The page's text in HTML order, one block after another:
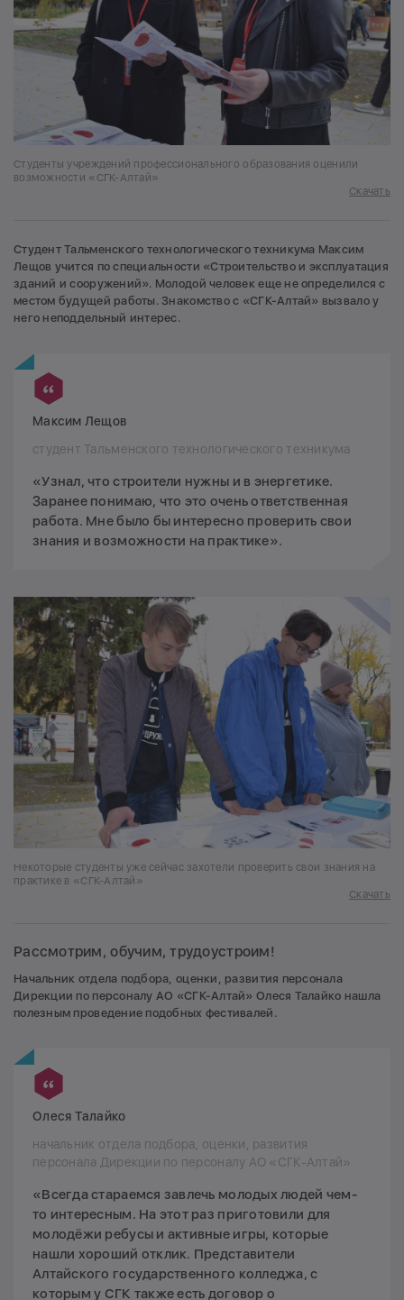
Студенты учреждений профессионального образования оценили
возможности «СГК-Алтай»
Скачать
Студент Тальменского технологического техникума Максим
Лещов учится по специальности «Строительство и эксплуатация
зданий и сооружений». Молодой человек еще не определился с
местом будущей работы. Знакомство с «СГК-Алтай» вызвало у
него неподдельный интерес.
Максим Лещов
студент Тальменского технологического техникума
«Узнал, что строители нужны и в энергетике.
Заранее понимаю, что это очень ответственная
работа. Мне было бы интересно проверить свои
знания и возможности на практике».
Некоторые студенты уже сейчас захотели проверить свои знания на
практике в «СГК-Алтай»
Скачать
Рассмотрим, обучим, трудоустроим!
Начальник отдела подбора, оценки, развития персонала
Дирекции по персоналу АО «СГК-Алтай» Олеся Талайко нашла
полезным проведение подобных фестивалей.
Олеся Талайко
начальник отдела подбора, оценки, развития
персонала Дирекции по персоналу АО «СГК-Алтай»
«Всегда стараемся завлечь молодых людей чем-
то интересным. На этот раз приготовили для
молодёжи ребусы и активные игры, которые
нашли хороший отклик. Представители
Алтайского государственного колледжа, с
которым у СГК также есть договор о